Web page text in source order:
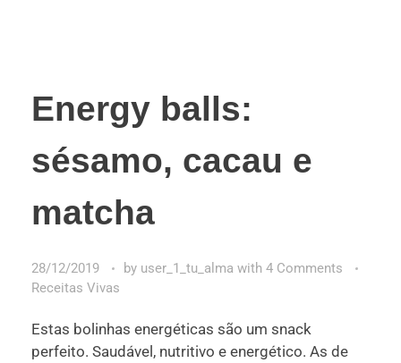
Energy balls:
sésamo, cacau e
matcha
28/12/2019 by user_1_tu_alma with 4 Comments
Receitas Vivas
Estas bolinhas energéticas são um snack
perfeito. Saudável, nutritivo e energético. As de